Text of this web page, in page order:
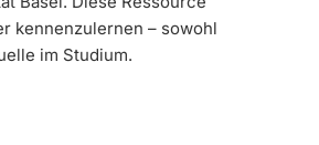
kennenzulernen – sowohl
im Studium.